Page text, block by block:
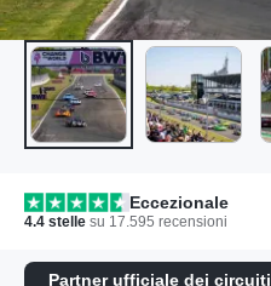
Eccezionale
4.4 stelle su 17.595 recensioni
Partner ufficiale dei circuiti